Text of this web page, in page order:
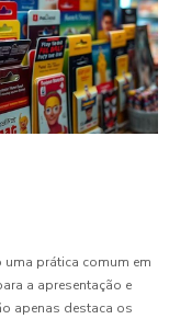
prática comum em
a apresentação e
apenas destaca os